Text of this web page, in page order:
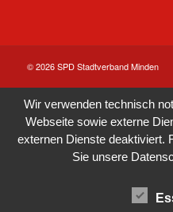
© 2026 SPD Stadtverband Minden
Wir verwenden technisch
Webseite sowie externe
externen Dienste deaktiviert.
Sie unsere